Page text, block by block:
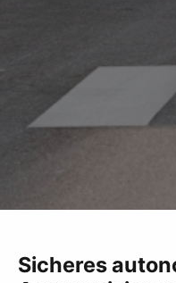
Sicheres